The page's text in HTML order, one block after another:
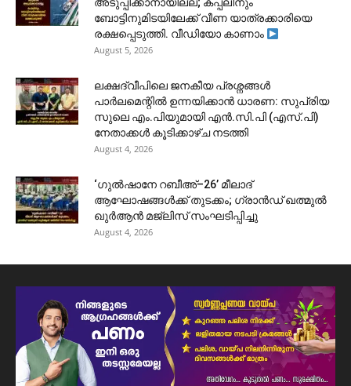
അടുപ്പിക്കാനായില്ല; കപ്പലിനും
ബോട്ടിനുമിടയിലേക്ക് വീണ യാത്രക്കാരിയെ
രക്ഷപ്പെടുത്തി. വീഡിയോ കാണാം
August 5, 2026
ലക്ഷദ്വീപിലെ ജനകീയ പ്രശ്നങ്ങൾ
പാർലമെന്റിൽ ഉന്നയിക്കാൻ ധാരണ: സുപ്രിയ
സുലെ എം.പിയുമായി എൻ.സി.പി (എസ്.പി)
നേതാക്കൾ കൂടിക്കാഴ്ച നടത്തി
August 4, 2026
‘ഗുൽഷാനേ റബീഅ്–26’ മീലാദ്
ആഘോഷങ്ങൾക്ക് തുടക്കം; ഗ്രാൻഡ് ഖത്മുൽ
ഖുർആൻ മജ്‌ലിസ് സംഘടിപ്പിച്ചു
August 4, 2026